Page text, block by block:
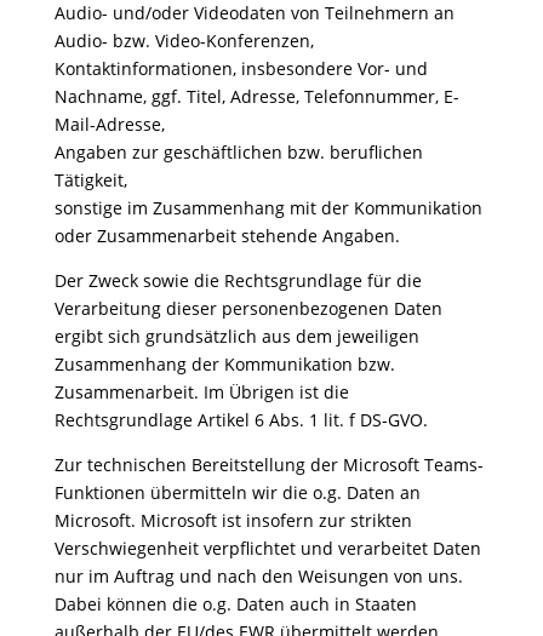
Audio- und/oder Videodaten von Teilnehmern an
Audio- bzw. Video-Konferenzen,
Kontaktinformationen, insbesondere Vor- und
Nachname, ggf. Titel, Adresse, Telefonnummer, E-
Mail-Adresse,
Angaben zur geschäftlichen bzw. beruflichen
Tätigkeit,
sonstige im Zusammenhang mit der Kommunikation
oder Zusammenarbeit stehende Angaben.
Der Zweck sowie die Rechtsgrundlage für die
Verarbeitung dieser personenbezogenen Daten
ergibt sich grundsätzlich aus dem jeweiligen
Zusammenhang der Kommunikation bzw.
Zusammenarbeit. Im Übrigen ist die
Rechtsgrundlage Artikel 6 Abs. 1 lit. f DS-GVO.
Zur technischen Bereitstellung der Microsoft Teams-
Funktionen übermitteln wir die o.g. Daten an
Microsoft. Microsoft ist insofern zur strikten
Verschwiegenheit verpflichtet und verarbeitet Daten
nur im Auftrag und nach den Weisungen von uns.
Dabei können die o.g. Daten auch in Staaten